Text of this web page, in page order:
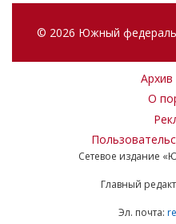
© 2026 Южный
Архив
О
Сетевое издание
Главный
Эл. почта: